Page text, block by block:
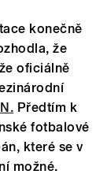
konečně
že
oficiálně
Předtím k
fotbalové
které se v
možné.